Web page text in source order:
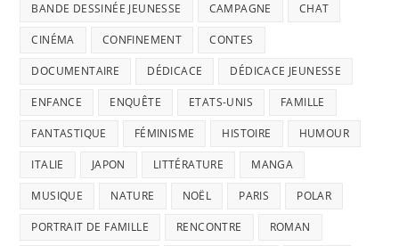
BANDE DESSINÉE JEUNESSE CAMPAGNE CHAT
CINÉMA CONFINEMENT CONTES
DOCUMENTAIRE DÉDICACE DÉDICACE JEUNESSE
ENFANCE ENQUÊTE ETATS-UNIS FAMILLE
FANTASTIQUE FÉMINISME HISTOIRE HUMOUR
ITALIE JAPON LITTÉRATURE MANGA
MUSIQUE NATURE NOËL PARIS POLAR
PORTRAIT DE FAMILLE RENCONTRE ROMAN